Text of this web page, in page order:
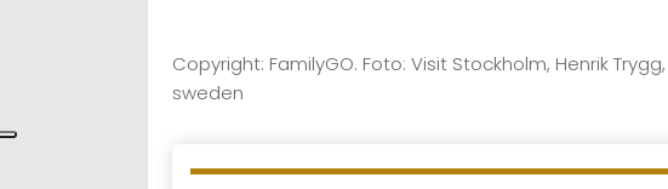
Copyright: FamilyGO. Foto: Visit Stockholm, Henrik
sweden